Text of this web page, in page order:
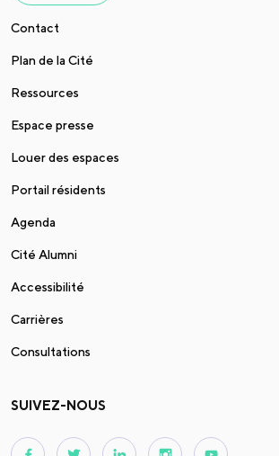
Contact
Plan de la Cité
Ressources
Espace presse
Louer des espaces
Portail résidents
Agenda
Cité Alumni
Accessibilité
Carrières
Consultations
SUIVEZ-NOUS